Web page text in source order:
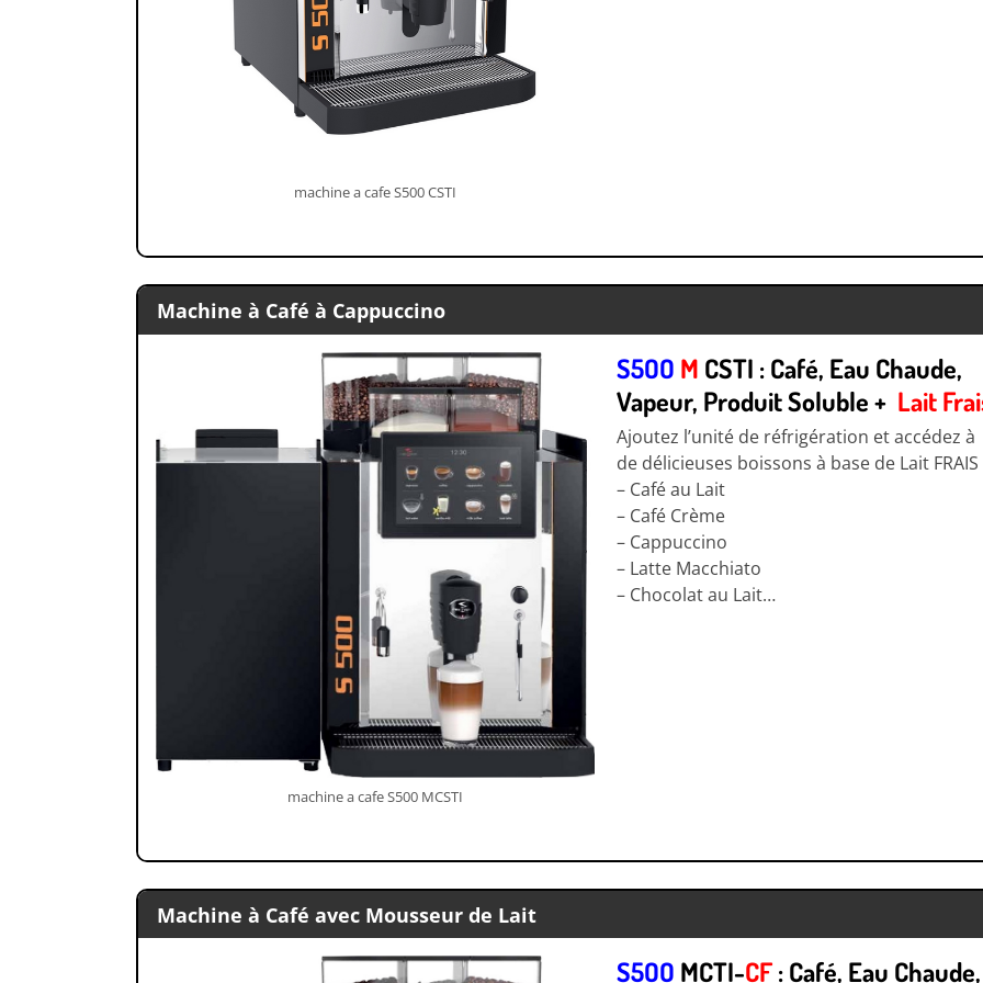
machine a cafe S500 CSTI
Machine à Café à Cappuccino
machine a cafe S500 MCSTI
S5OO M CSTI : Café, Eau Chaude,
Vapeur, Produit Soluble + Lait
Ajoutez l’unité de réfrigération et accédez à
de délicieuses boissons à base de Lait FRAIS
– Café au Lait
– Café Crème
– Cappuccino
– Latte Macchiato
– Chocolat au Lait…
Machine à Café avec Mousseur de Lait
S5OO MCTI-CF: Café, Eau